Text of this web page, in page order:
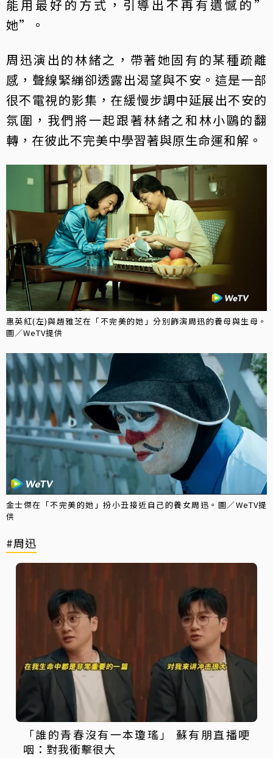
能用最好的方式，引導出不再有遺憾的”
她”。
周迅演出的林緒之，帶著她固有的某種疏離
感，聲線緊繃卻透露出渴望與不安。這是一部
很不電視的影集，在緩慢步調中延展出不安的
氛圍，我們將一起跟著林緒之和林小鷗的翻
轉，在彼此不完美中學習著與原生命運和解。
惠英紅(左)與趙雅芝在「不完美的她」分別飾演周迅的養母與生母。
圖／WeTV提供
金士傑在「不完美的她」扮小丑接近自己的養女周迅。圖／WeTV提
供
#周迅
「誰的青春沒有一本瓊瑤」 蘇有朋直播哽
咽：對我衝擊很大